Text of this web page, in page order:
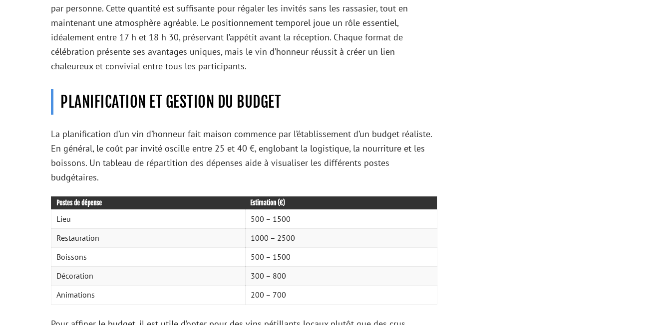
par personne. Cette quantité est suffisante pour régaler les invités sans les rassasier, tout en
maintenant une atmosphère agréable. Le positionnement temporel joue un rôle essentiel,
idéalement entre 17 h et 18 h 30, préservant l’appétit avant la réception. Chaque format de
célébration présente ses avantages uniques, mais le vin d’honneur réussit à créer un lien
chaleureux et convivial entre tous les participants.
PLANIFICATION ET GESTION DU BUDGET
La planification d’un vin d’honneur fait maison commence par l’établissement d’un budget réaliste.
En général, le coût par invité oscille entre 25 et 40 €, englobant la logistique, la nourriture et les
boissons. Un tableau de répartition des dépenses aide à visualiser les différents postes
budgétaires.
Postes de dépense Estimation (€)
Lieu
500 – 1500
Restauration
1000 – 2500
Boissons
500 – 1500
Décoration
300 – 800
Animations
200 – 700